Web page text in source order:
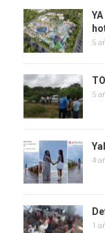
5
5
4
1